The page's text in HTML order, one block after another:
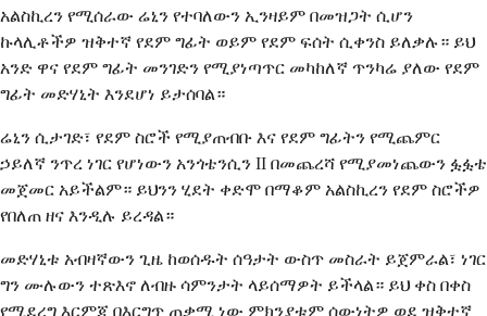
አልስኪረን የሚሰራው ሬኒን የተባለውን ኢንዛይም በመዝጋት ሲሆን
ኩላሊቶችዎ ዝቅተኛ የደም ግፊት ወይም የደም ፍሰት ሲቀንስ ይለቃሉ። ይህ
አንድ ዋና የደም ግፊት መንገድን የሚያነጣጥር መካከለኛ ጥንካሬ ያለው የደም
ግፊት መድሃኒት እንደሆነ ይታሰባል።
ሬኒን ሲታገድ፣ የደም ስሮች የሚያጠብቡ እና የደም ግፊትን የሚጨምር
ኃይለኛ ንጥረ ነገር የሆነውን አንጎቴንሲን II በመጨረሻ የሚያመነጨውን ፏፏቴ
መጀመር አይችልም። ይህንን ሂደት ቀድሞ በማቆም አልስኪረን የደም ስሮችዎ
የበለጠ ዘና እንዲሉ ይረዳል።
መድሃኒቱ አብዛኛውን ጊዜ ከወሰዱት ሰዓታት ውስጥ መስራት ይጀምራል፣ ነገር
ግን ሙሉውን ተጽእኖ ለብዙ ሳምንታት ላይሰማዎት ይችላል። ይህ ቀስ በቀስ
የሚደረግ እርምጃ በእርግጥ ጠቃሚ ነው ምክንያቱም ሰውነትዎ ወደ ዝቅተኛ